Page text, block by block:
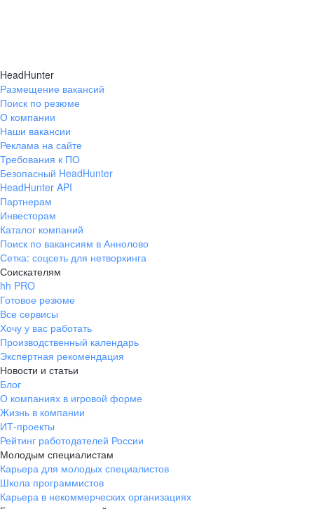
HeadHunter
Размещение вакансий
Поиск по резюме
О компании
Наши вакансии
Реклама на сайте
Требования к ПО
Безопасный HeadHunter
HeadHunter API
Партнерам
Инвесторам
Каталог компаний
Поиск по вакансиям в Аннолово
Сетка: соцсеть для нетворкинга
Соискателям
hh PRO
Готовое резюме
Все сервисы
Хочу у вас работать
Производственный календарь
Экспертная рекомендация
Новости и статьи
Блог
О компаниях в игровой форме
Жизнь в компании
ИТ-проекты
Рейтинг работодателей России
Молодым специалистам
Карьера для молодых специалистов
Школа программистов
Карьера в некоммерческих организациях